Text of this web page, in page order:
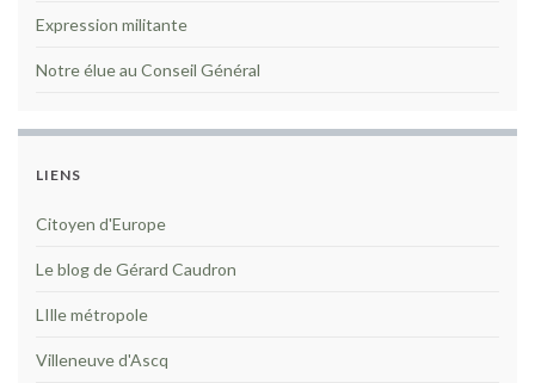
Expression militante
Notre élue au Conseil Général
LIENS
Citoyen d'Europe
Le blog de Gérard Caudron
LIlle métropole
Villeneuve d'Ascq